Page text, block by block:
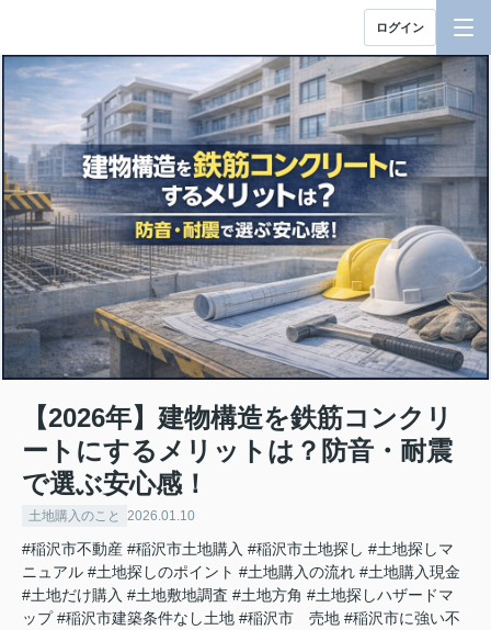
ログイン
【2026年】建物構造を鉄筋コンクリ
ートにするメリットは？防音・耐震
で選ぶ安心感！
土地購入のこと 2026.01.10
#稲沢市不動産 #稲沢市土地購入 #稲沢市土地探し #土地探しマ
ニュアル #土地探しのポイント #土地購入の流れ #土地購入現金
#土地だけ購入 #土地敷地調査 #土地方角 #土地探しハザードマ
ップ #稲沢市建築条件なし土地 #稲沢市 売地 #稲沢市に強い不